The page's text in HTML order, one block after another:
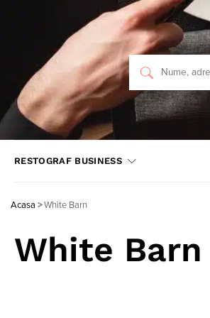
RESTOGRAF BUSINESS
Acasa >White Barn
White Barn